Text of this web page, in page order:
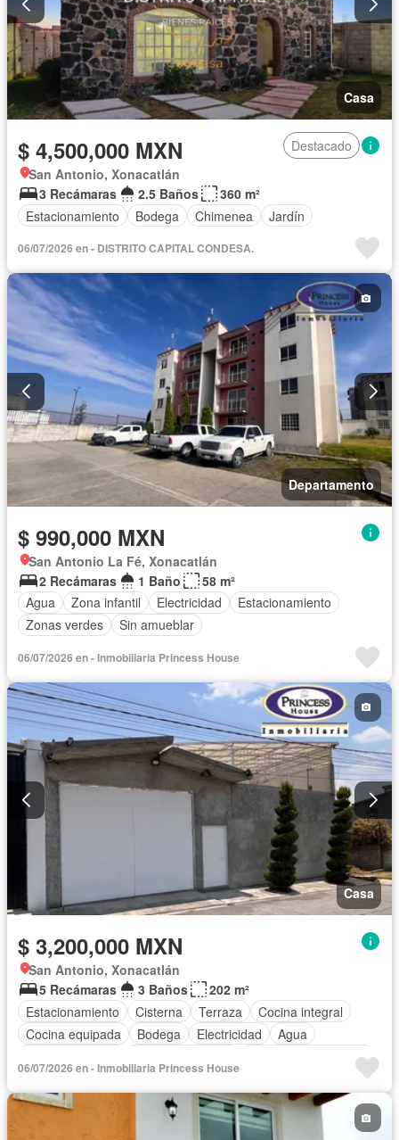
Casa
$ 4,500,000 MXN
Destacado
San Antonio, Xonacatlán
3 Recámaras
2.5 Baños
360 m²
Estacionamiento
Bodega Chimenea Jardín
06/07/2026 en - DISTRITO CAPITAL CONDESA.
Departamento
$ 990,000 MXN
San Antonio La Fé, Xonacatlán
2 Recámaras
1 Baño
58 m²
Agua
Zona infantil Electricidad
Estacionamiento
Zonas verdes
Sin amueblar
06/07/2026 en - Inmobiliaria Princess House
Casa
$ 3,200,000 MXN
San Antonio, Xonacatlán
5 Recámaras
3 Baños
202 m²
Estacionamiento
Cisterna Terraza
Cocina integral
Cocina equipada
Bodega Electricidad
Agua
Recámara con closet
Sin amueblar
06/07/2026 en - Inmobiliaria Princess House